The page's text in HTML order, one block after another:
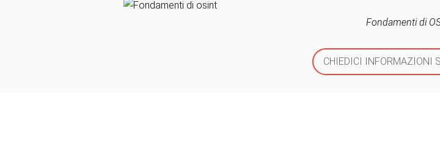
Fondamenti di
CHIEDICI INFORMAZIONI